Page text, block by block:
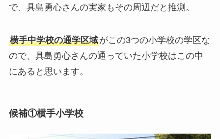
で、具島勇心さんの実家もその周辺だと推測。
横手中学校の通学区域がこの3つの小学校の学区な
ので、具島勇心さんの通っていた小学校はこの中
にあると思います。
候補①横手小学校